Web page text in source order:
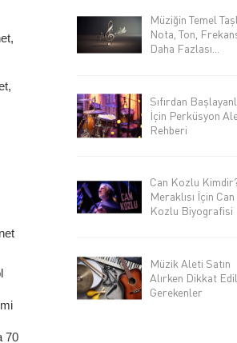
70
Müziğin Temel
Nota, Ton,
Daha Fazlası...
Sıfırdan
İçin Perküsyon
Rehberi
Can Kozlu
Meraklısı İçin Can
Kozlu Biyografisi
Müzik Aleti Satın
Alırken Dikkat
Gerekenler